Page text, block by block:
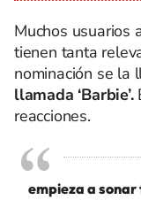
Muchos usuarios
tienen tanta
nominación se la
llamada ‘Barbie’.
reacciones.
empieza a sonar